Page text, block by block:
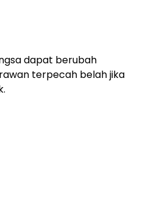
dapat berubah
terpecah belah jika